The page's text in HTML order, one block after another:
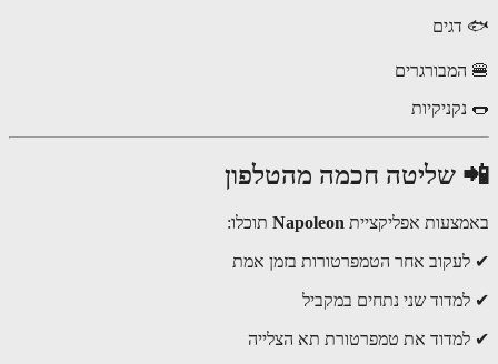
שליטה חכמה מהטלפון
אפליקצייתNapoleonתוכלו:
אחר הטמפרטורות בזמן אמת
שני נתחים במקביל
את טמפרטורת תא הצלייה